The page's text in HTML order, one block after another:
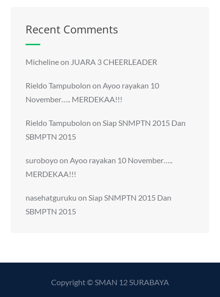
Recent Comments
Michelineon JUARA 3 CHEERLEADER
Rieldo Tampubolon onAyoo rayakan 10
November….. MERDEKAA!!!
Rieldo Tampubolon onSiap SNMPTN 2015 Dan
SBMPTN 2015
suroboyoonAyoo rayakan 10 November…..
MERDEKAA!!!
nasehatguruku onSiap SNMPTN 2015 Dan
SBMPTN 2015
Copyright © SMAN 12 SURABAYA